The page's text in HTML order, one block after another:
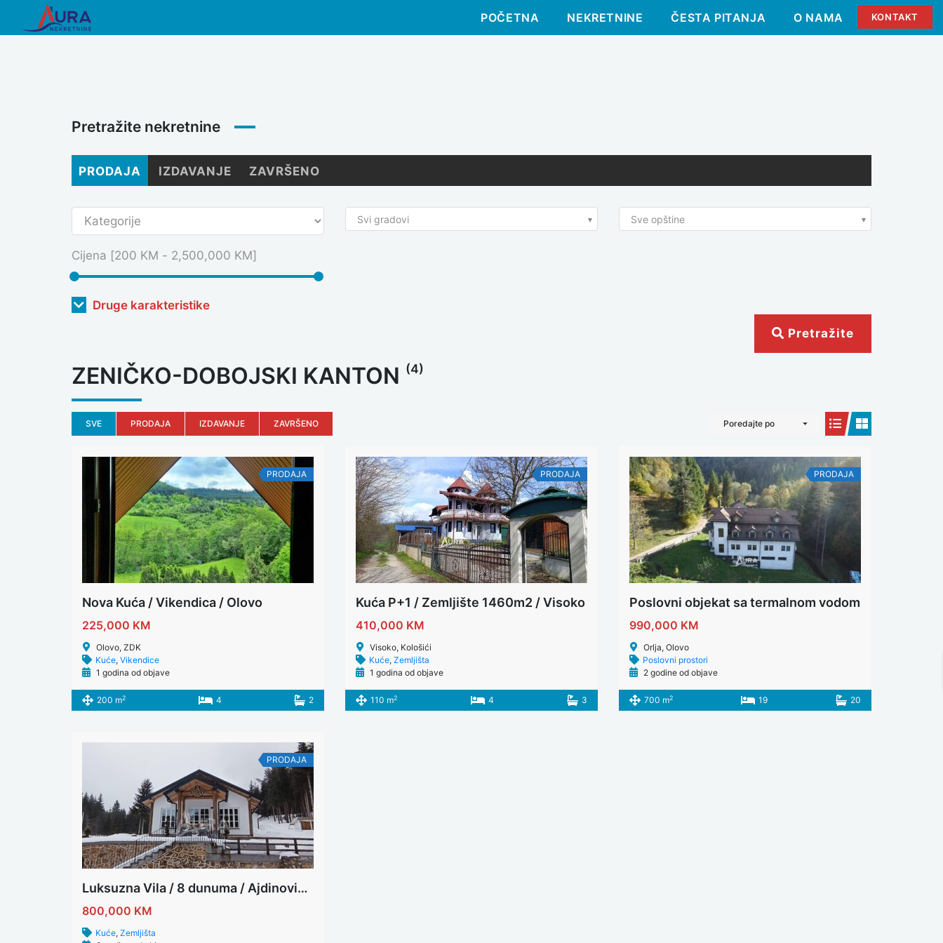
POČETNA NEKRETNINE ČESTA PITANJA O NAMA KONTAKT
Pretražite nekretnine
PRODAJA IZDAVANJE ZAVRŠENO
Svi gradovi Sve opštine
Cijena [200 KM - 2,500,000 KM]
Druge karakteristike
Pretražite
ZENIČKO-DOBOJSKI KANTON (4)
SVE PRODAJA IZDAVANJE ZAVRŠENO Poredajte po
PRODAJA
Nova Kuća / Vikendica / Olovo
225,000 KM
Olovo, ZDK
Kuće, Vikendice
1 godina od objave
200 m2 4 2
PRODAJA
Kuća P+1 / Zemljište 1460m2 / Visoko
410,000 KM
Visoko, Kološići
Kuće, Zemljišta
1 godina od objave
110 m2 4 3
PRODAJA
Poslovni objekat sa termalnom vodom
990,000 KM
Orlja, Olovo
Poslovni prostori
2 godine od objave
700 m2 19 20
PRODAJA
Luksuzna Vila / 8 dunuma / Ajdinovići / Olovo
800,000 KM
Kuće, Zemljišta